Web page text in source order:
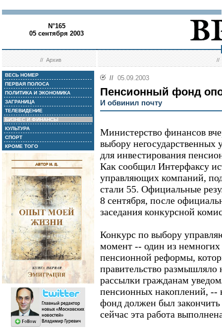
N°165
05 сентября 2003
//Архив //
ВЕСЬ НОМЕР
ПЕРВАЯ ПОЛОСА
ПОЛИТИКА И ЭКОНОМИКА
ЗАГРАНИЦА
ТЕЛЕВИДЕНИЕ
БИЗНЕС И ФИНАНСЫ
КУЛЬТУРА
СПОРТ
КРОМЕ ТОГО
// 05.09.2003
Пенсионный фонд
И обвинил почту
Министерство финансов
выбору
для инвестирования
Как сообщил Интерфаксу
управляющих компаний,
стали 55. Официальные
8 сентября, после
заседания конкурсной
Конкурс по выбору
момент -- один из немногих
пенсионной реформы,
правительство
рассылки гражданам
пенсионных накоплений, --
фонд должен был закончить
сейчас эта работа